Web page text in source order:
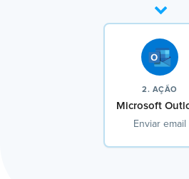
2. AÇÃO
Microsoft
Enviar email